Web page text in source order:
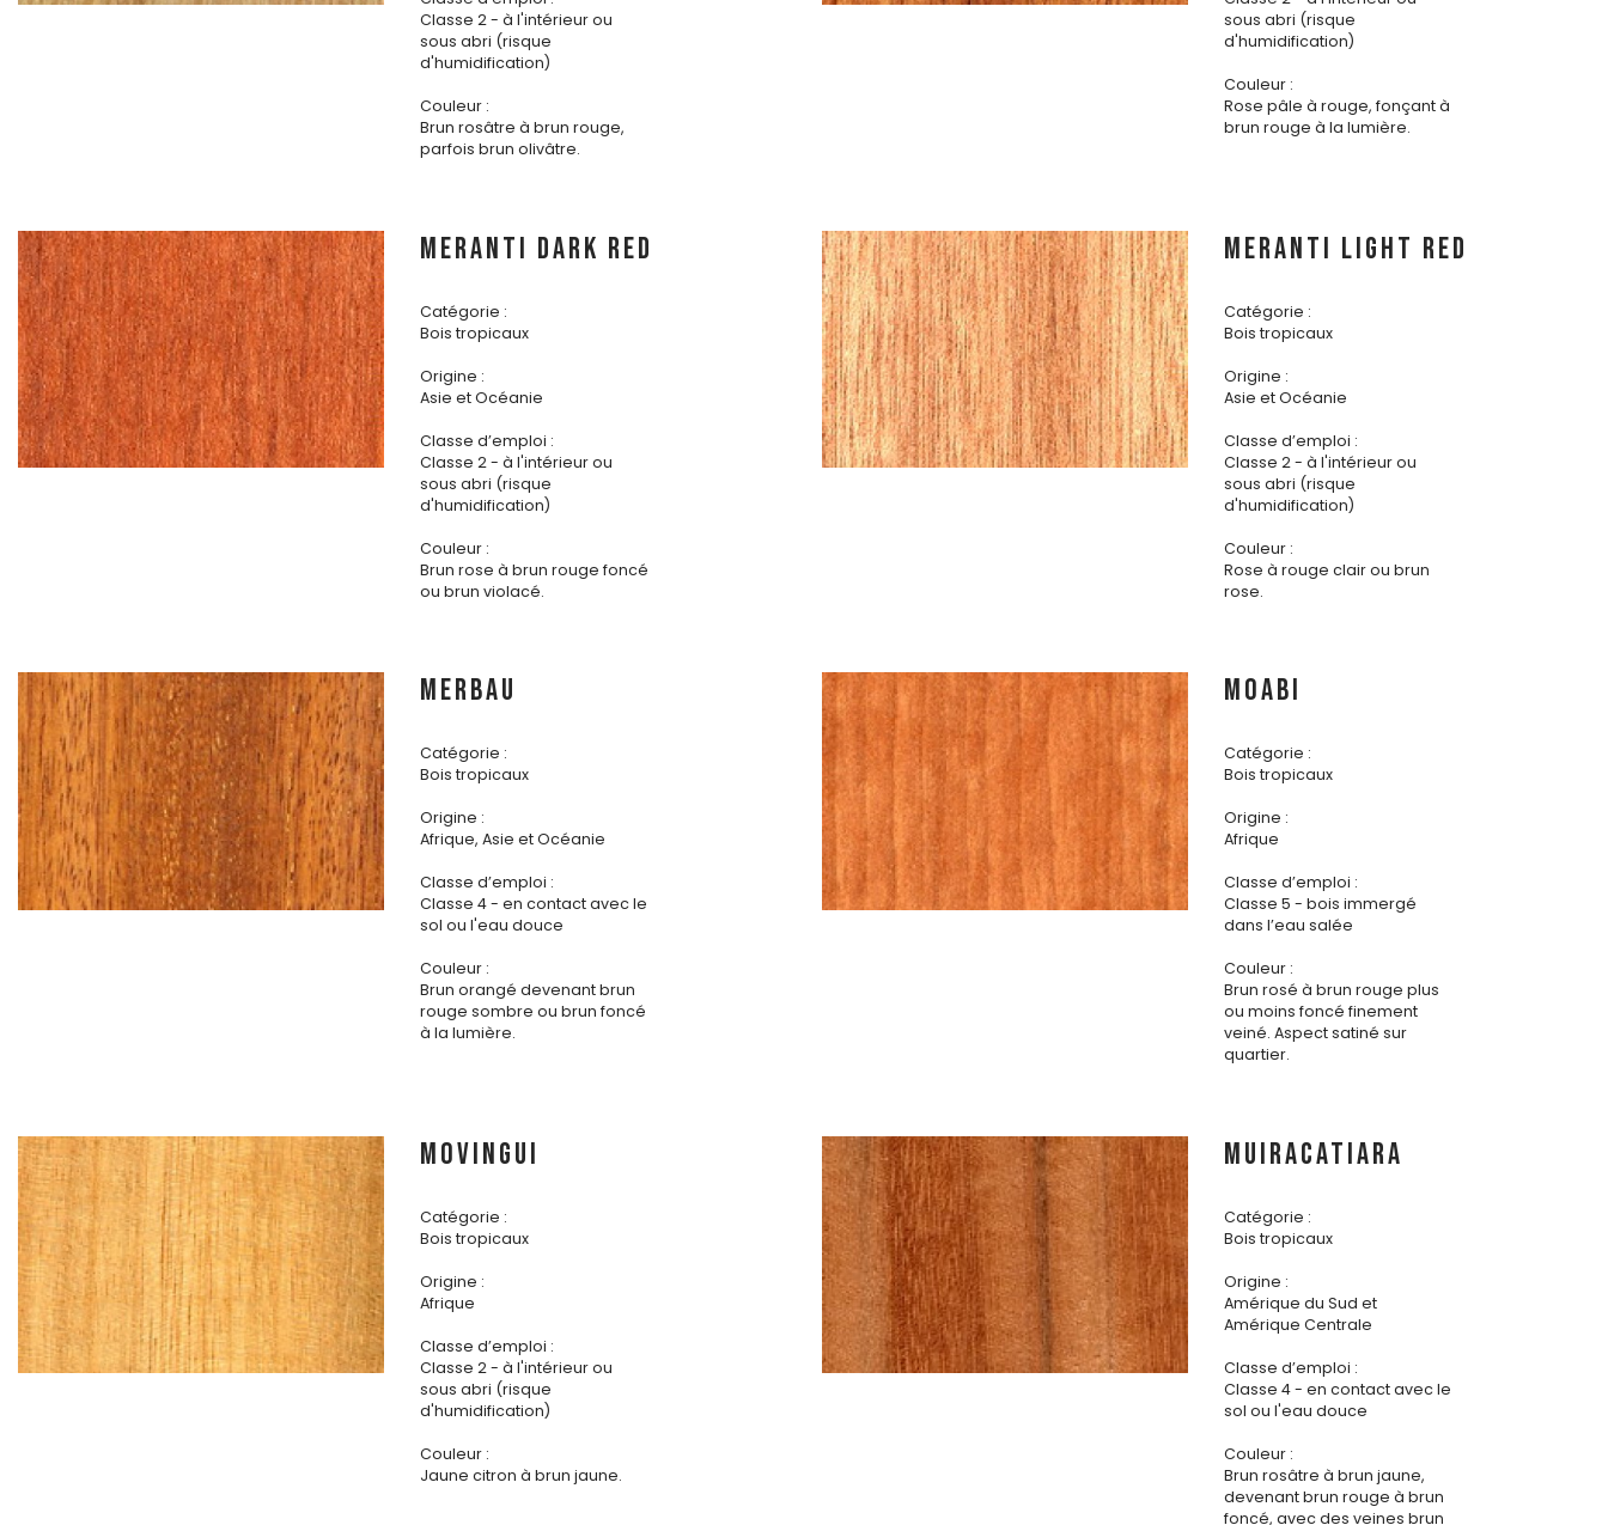
Classe 2 - à l'intérieur ou
sous abri (risque
d'humidification)
Couleur :
Brun rosâtre à brun rouge,
parfois brun olivâtre.
sous abri (risque
d'humidification)
Couleur :
Rose pâle à rouge, fonçant à
brun rouge à la lumière.
MERANTI DARK RED
Catégorie :
Bois tropicaux
Origine :
Asie et Océanie
Classe d’emploi :
Classe 2 - à l'intérieur ou
sous abri (risque
d'humidification)
Couleur :
Brun rose à brun rouge foncé
ou brun violacé.
MERANTI LIGHT RED
Catégorie :
Bois tropicaux
Origine :
Asie et Océanie
Classe d’emploi :
Classe 2 - à l'intérieur ou
sous abri (risque
d'humidification)
Couleur :
Rose à rouge clair ou brun
rose.
MERBAU
Catégorie :
Bois tropicaux
Origine :
Afrique, Asie et Océanie
Classe d’emploi :
Classe 4 - en contact avec le
sol ou l'eau douce
Couleur :
Brun orangé devenant brun
rouge sombre ou brun foncé
à la lumière.
MOABI
Catégorie :
Bois tropicaux
Origine :
Afrique
Classe d’emploi :
Classe 5 - bois immergé
dans l’eau salée
Couleur :
Brun rosé à brun rouge plus
ou moins foncé finement
veiné. Aspect satiné sur
quartier.
MOVINGUI
Catégorie :
Bois tropicaux
Origine :
Afrique
Classe d’emploi :
Classe 2 - à l'intérieur ou
sous abri (risque
d'humidification)
Couleur :
Jaune citron à brun jaune.
MUIRACATIARA
Catégorie :
Bois tropicaux
Origine :
Amérique du Sud et
Amérique Centrale
Classe d’emploi :
Classe 4 - en contact avec le
sol ou l'eau douce
Couleur :
Brun rosâtre à brun jaune,
devenant brun rouge à brun
foncé, avec des veines brun